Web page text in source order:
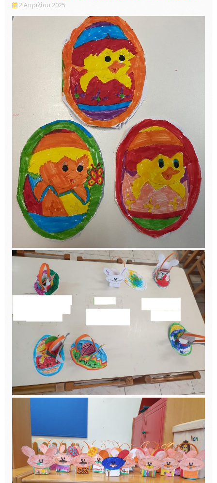
2 Απριλίου 2025